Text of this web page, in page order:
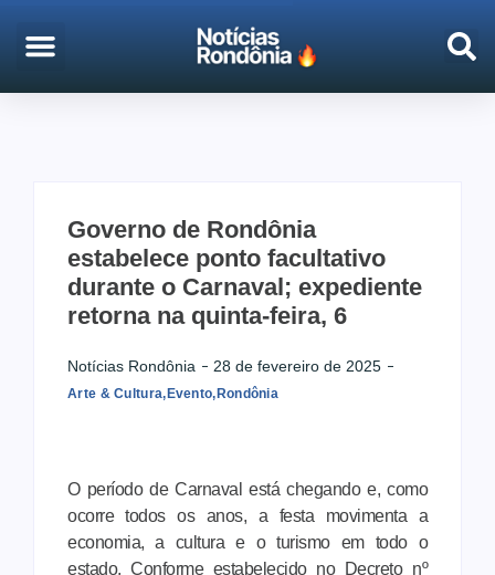
Governo de Rondônia
estabelece ponto facultativo
durante o Carnaval; expediente
retorna na quinta-feira, 6
Notícias Rondônia 28 de fevereiro de 2025
Arte & Cultura,Evento,Rondônia
O período de Carnaval está chegando e, como
ocorre todos os anos, a festa movimenta a
economia, a cultura e o turismo em todo o
estado. Conforme estabelecido no Decreto nº